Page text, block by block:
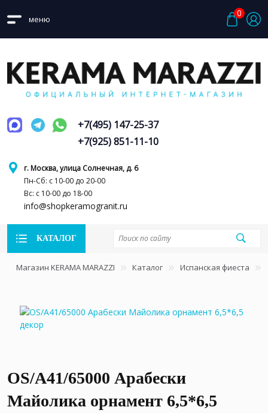
меню
0
г. Москва, улица Солнечная, д. 6
Пн-Сб: с 10-00 до 20-00
Вс: с 10-00 до 18-00
info@shopkeramogranit.ru
+7(495) 147-25-37
+7(925) 851-11-10
КАТАЛОГ
Магазин KERAMA MARAZZI Каталог Испанская фиеста
OS/A41/65000 Арабески
Майолика орнамент 6,5*6,5